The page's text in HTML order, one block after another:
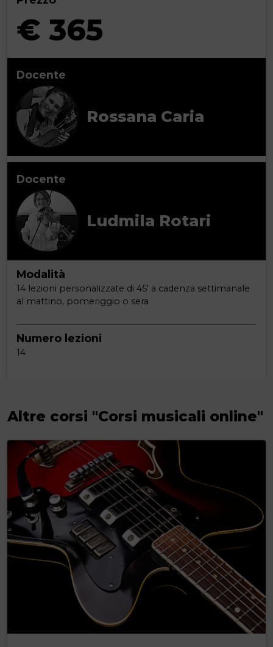
€ 365
Docente
Rossana Caria
Docente
Ludmila Rotari
Modalità
14 lezioni personalizzate di 45' a cadenza settimanale
al mattino, pomeriggio o sera
Numero lezioni
14
Altre corsi "Corsi musicali online"